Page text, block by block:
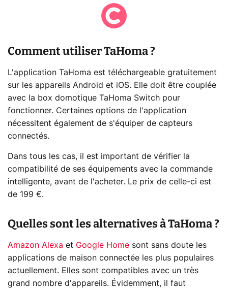
Comment utiliser TaHoma ?
L'application TaHoma est téléchargeable gratuitement
sur les appareils Android et iOS. Elle doit être couplée
avec la box domotique TaHoma Switch pour
fonctionner. Certaines options de l'application
nécessitent également de s'équiper de capteurs
connectés.
Dans tous les cas, il est important de vérifier la
compatibilité de ses équipements avec la commande
intelligente, avant de l'acheter. Le prix de celle-ci est
de 199 €.
Quelles sont les alternatives à TaHoma ?
Amazon Alexa et Google Home sont sans doute les
applications de maison connectée les plus populaires
actuellement. Elles sont compatibles avec un très
grand nombre d'appareils. Évidemment, il faut